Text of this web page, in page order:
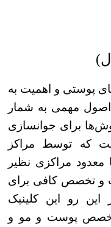
پوستی و اهمیت به
مهمی به شمار
برای جوانسازی
که توسط مراکز
معدود مراکزی نظیر
و تخصص کافی برای
این رو این کلینیک
پوست و مو و